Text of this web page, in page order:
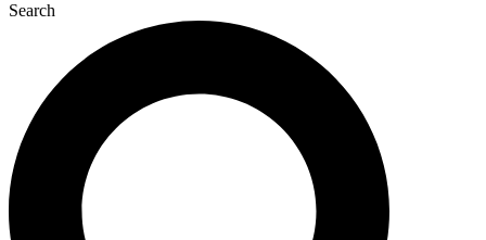
Search